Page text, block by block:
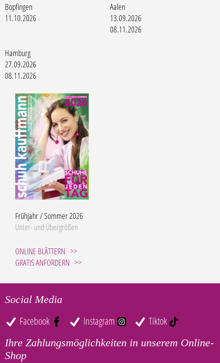
Bopfingen
11.10.2026
Aalen
13.09.2026
08.11.2026
Hamburg
27.09.2026
08.11.2026
Frühjahr / Sommer 2026
Unter- und Übergrößen
ONLINE BLÄTTERN
GRATIS ANFORDERN
Social Media
Facebook Instagram Tiktok
Ihre Zahlungsmöglichkeiten in unserem Online-
Shop